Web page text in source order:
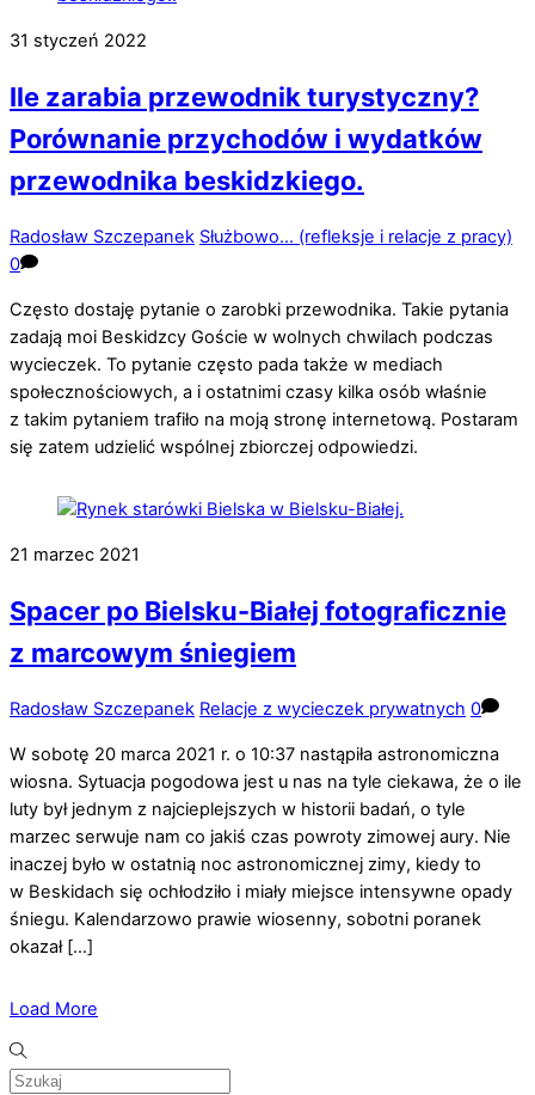
31 styczeń 2022
Ile zarabia przewodnik turystyczny?
Porównanie przychodów i wydatków
przewodnika beskidzkiego.
Radosław Szczepanek Służbowo... (refleksje i relacje z pracy)
0
Często dostaję pytanie o zarobki przewodnika. Takie pytania
zadają moi Beskidzcy Goście w wolnych chwilach podczas
wycieczek. To pytanie często pada także w mediach
społecznościowych, a i ostatnimi czasy kilka osób właśnie
z takim pytaniem trafiło na moją stronę internetową. Postaram
się zatem udzielić wspólnej zbiorczej odpowiedzi.
21 marzec 2021
Spacer po Bielsku-Białej fotograficznie
z marcowym śniegiem
Radosław Szczepanek Relacje z wycieczek prywatnych 0
W sobotę 20 marca 2021 r. o 10:37 nastąpiła astronomiczna
wiosna. Sytuacja pogodowa jest u nas na tyle ciekawa, że o ile
luty był jednym z najcieplejszych w historii badań, o tyle
marzec serwuje nam co jakiś czas powroty zimowej aury. Nie
inaczej było w ostatnią noc astronomicznej zimy, kiedy to
w Beskidach się ochłodziło i miały miejsce intensywne opady
śniegu. Kalendarzowo prawie wiosenny, sobotni poranek
okazał […]
Load More